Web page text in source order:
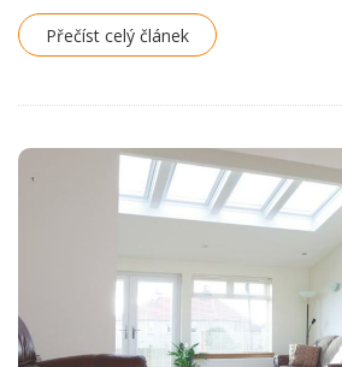
Přečíst celý článek